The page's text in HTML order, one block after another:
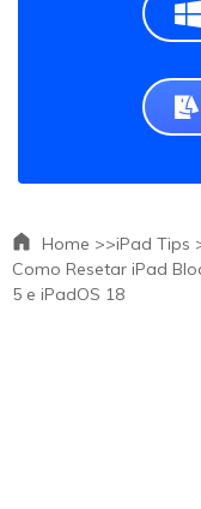
Home >>iPad Tips
Como Resetar iPad
5 e iPadOS 18